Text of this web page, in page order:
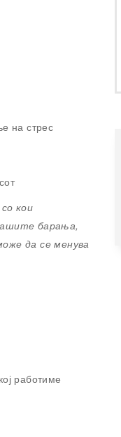
на стрес
кои
барања,
да се менува
работиме